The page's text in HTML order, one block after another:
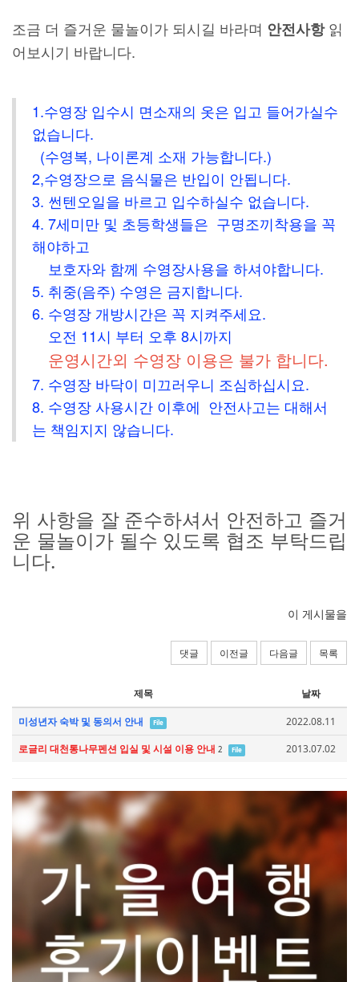
조금 더 즐거운 물놀이가 되시길 바라며 안전사항읽
어보시기 바랍니다.
1.수영장 입수시 면소재의 옷은 입고 들어가실수
없습니다.
(수영복, 나이론계 소재 가능합니다.)
2,수영장으로 음식물은 반입이 안됩니다.
3. 썬텐오일을 바르고 입수하실수 없습니다.
4. 7세미만 및 초등학생들은 구명조끼착용을 꼭
해야하고
보호자와 함께 수영장사용을 하셔야합니다.
5. 취중(음주) 수영은 금지합니다.
6. 수영장 개방시간은 꼭 지켜주세요.
오전 11시 부터 오후 8시까지
운영시간외 수영장 이용은 불가 합니다.
7. 수영장 바닥이 미끄러우니 조심하십시요.
8. 수영장 사용시간 이후에 안전사고는 대해서
는 책임지지 않습니다.
위 사항을 잘 준수하셔서 안전하고 즐거
운 물놀이가 될수 있도록 협조 부탁드립
니다.
이 게시물을
댓글 이전글 다음글 목록
제목 날짜
미성년자 숙박 및 동의서 안내 File
2022.08.11
로글리 대천통나무펜션 입실 및 시설 이용 안내 2 File 2013.07.02